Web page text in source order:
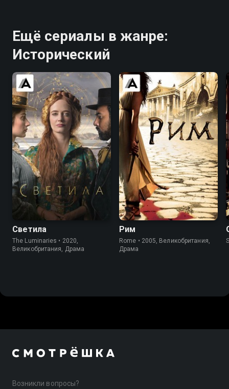
Ещё сериалы в жанре:
Исторический
7.0 6.4
Светила
The Luminaries • 2020,
Великобритания, Драма
8.4 8.7
Рим
Rome • 2005, Великобритания,
Драма
Возникли вопросы?